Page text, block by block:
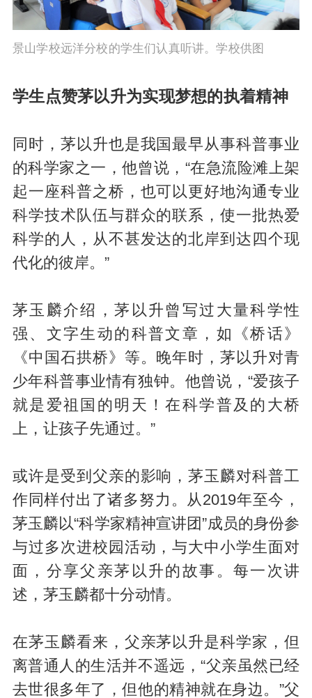
景山学校远洋分校的学生们认真听讲。学校供图
学生点赞茅以升为实现梦想的执着精神
同时，茅以升也是我国最早从事科普事业
的科学家之一，他曾说，“在急流险滩上架
起一座科普之桥，也可以更好地沟通专业
科学技术队伍与群众的联系，使一批热爱
科学的人，从不甚发达的北岸到达四个现
代化的彼岸。”
茅玉麟介绍，茅以升曾写过大量科学性
强、文字生动的科普文章，如《桥话》
《中国石拱桥》等。晚年时，茅以升对青
少年科普事业情有独钟。他曾说，“爱孩子
就是爱祖国的明天！在科学普及的大桥
上，让孩子先通过。”
或许是受到父亲的影响，茅玉麟对科普工
作同样付出了诸多努力。从2019年至今，
茅玉麟以“科学家精神宣讲团”成员的身份参
与过多次进校园活动，与大中小学生面对
面，分享父亲茅以升的故事。每一次讲
述，茅玉麟都十分动情。
在茅玉麟看来，父亲茅以升是科学家，但
离普通人的生活并不遥远，“父亲虽然已经
去世很多年了，但他的精神就在身边。”父